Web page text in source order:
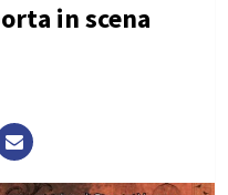
in scena